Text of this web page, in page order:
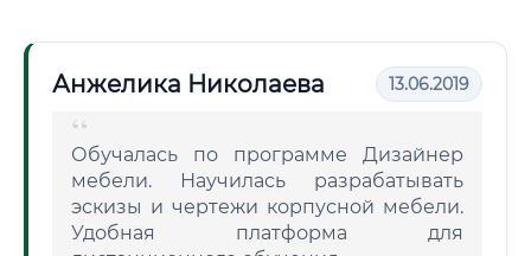
Анжелика Николаева 13.06.2019
Обучалась по программе Дизайнер
мебели. Научилась разрабатывать
эскизы и чертежи корпусной мебели.
Удобная платформа для